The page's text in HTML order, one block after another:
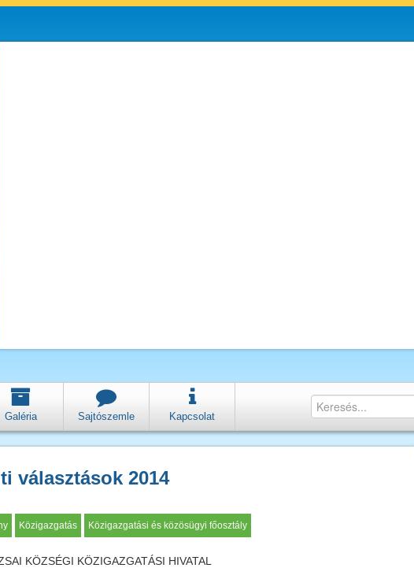
Galéria Sajtószemle Kapcsolat
választások 2014
Közigazgatás Közigazgatási és közösügyi főosztály
KÖZSÉGI KÖZIGAZGATÁSI HIVATAL